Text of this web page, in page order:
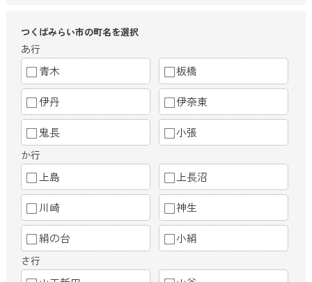
つくばみらい市の町名を選択
あ行
青木 板橋
伊丹 伊奈東
鬼長 小張
か行
上島 上長沼
川崎 神生
絹の台 小絹
さ行